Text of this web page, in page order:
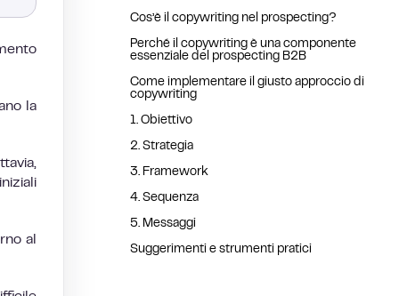
Cos’è il copywriting nel prospecting?
Perché il copywriting è una componente
essenziale del prospecting B2B
Come implementare il giusto approccio di
copywriting
1. Obiettivo
2. Strategia
3. Framework
4. Sequenza
5. Messaggi
Suggerimenti e strumenti pratici
la
al